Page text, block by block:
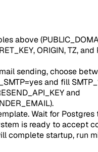
above
ORIGIN, TZ,
sending, choose
and fill
and
Wait for Postgres
is ready to accept
complete startup, run